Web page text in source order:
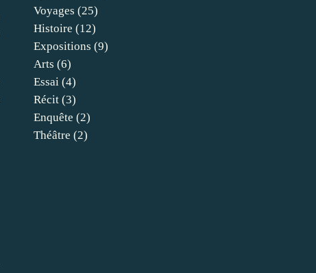
Voyages (25)
Histoire (12)
Expositions (9)
Arts (6)
Essai (4)
Récit (3)
Enquête (2)
Théâtre (2)